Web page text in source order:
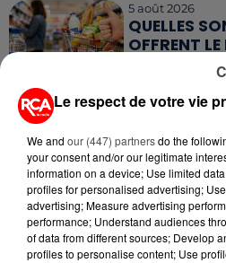
5 août 2026
QUELLES
OFFRENT
5 août 2026
ADOPTER
L'INVASION
4 août 2026
ÉCLIPSE
RUÉE VERS
Le respect de votre vie
We and our (447) partnersdo the
your consent and/or our legitimate
information on a device; Use limited
profiles for personalised advertising;
advertising; Measure advertising
performance; Understand audiences
of data from different sources; Develop
profiles to personalise content; Use